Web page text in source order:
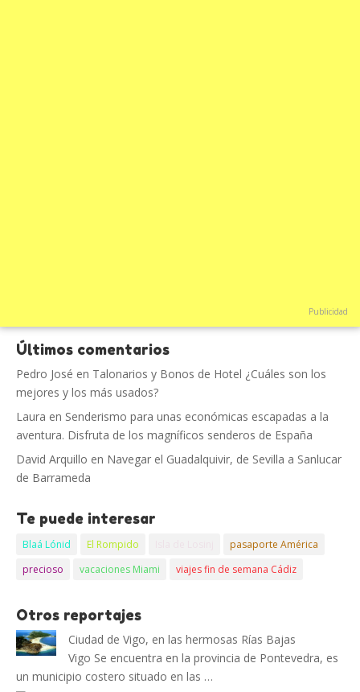
Publicidad
Últimos comentarios
Pedro José en Talonarios y Bonos de Hotel ¿Cuáles son los
mejores y los más usados?
Laura en Senderismo para unas económicas escapadas a la
aventura. Disfruta de los magníficos senderos de España
David Arquillo en Navegar el Guadalquivir, de Sevilla a Sanlucar
de Barrameda
Te puede interesar
Blaá Lónid El Rompido
pasaporte América
precioso
vacaciones Miami viajes fin de semana Cádiz
Otros reportajes
Ciudad de Vigo, en las hermosas Rías Bajas
Vigo Se encuentra en la provincia de Pontevedra, es
un municipio costero situado en las …